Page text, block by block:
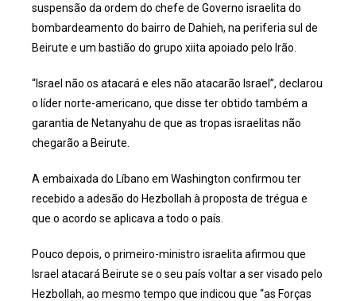
suspensão da ordem do chefe de Governo israelita do
bombardeamento do bairro de Dahieh, na periferia sul de
Beirute e um bastião do grupo xiita apoiado pelo Irão.
“Israel não os atacará e eles não atacarão Israel”, declarou
o líder norte-americano, que disse ter obtido também a
garantia de Netanyahu de que as tropas israelitas não
chegarão a Beirute.
A embaixada do Líbano em Washington confirmou ter
recebido a adesão do Hezbollah à proposta de trégua e
que o acordo se aplicava a todo o país.
Pouco depois, o primeiro-ministro israelita afirmou que
Israel atacará Beirute se o seu país voltar a ser visado pelo
Hezbollah, ao mesmo tempo que indicou que “as Forças